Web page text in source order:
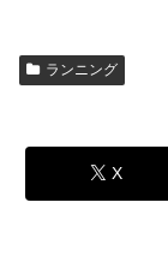
ランニング
X